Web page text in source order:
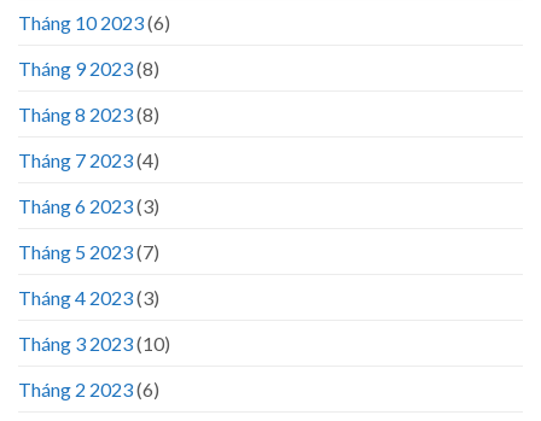
Tháng 10 2023(6)
Tháng 9 2023(8)
Tháng 8 2023(8)
Tháng 7 2023(4)
Tháng 6 2023(3)
Tháng 5 2023(7)
Tháng 4 2023(3)
Tháng 3 2023(10)
Tháng 2 2023(6)